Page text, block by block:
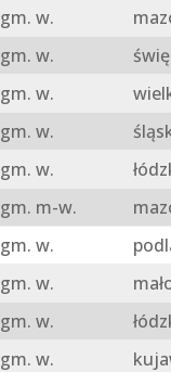
gm. w.
gm. w.
gm. w.
gm. w.
gm. w.
gm. m-w.
gm. w.
gm. w.
gm. w.
gm. w.